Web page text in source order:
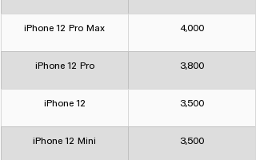
iPhone 12 Pro Max 4,000
iPhone 12 Pro 3,800
iPhone 12 3,500
iPhone 12 Mini 3,500